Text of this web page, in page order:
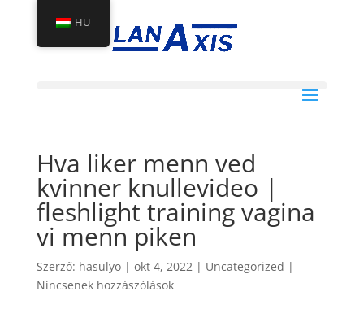
Hva liker menn ved
kvinner knullevideo |
fleshlight training vagina
vi menn piken
Szerző: hasulyo| okt 4, 2022| Uncategorized |
Nincsenek hozzászólások
HU